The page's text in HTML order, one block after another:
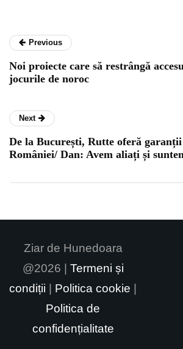
Previous
Noi proiecte care să restrângă
jocurile de noroc
Next
De la București, Rutte oferă
României/ Dan: Avem aliați și
Ziar de Hunedoara
@2026 | Termeni și
condiții
Politica cookie
Politica de
confidențialitate